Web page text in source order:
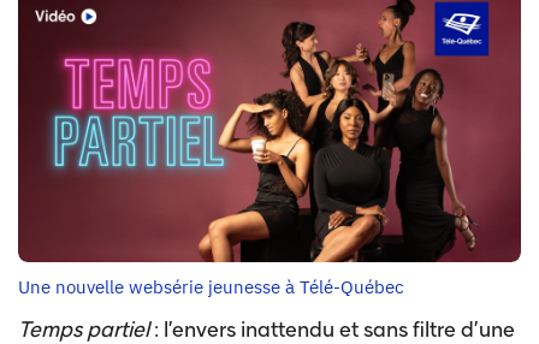
Une nouvelle websérie jeunesse à Télé-Québec
Temps partiel: l’envers inattendu et sans filtre d’une